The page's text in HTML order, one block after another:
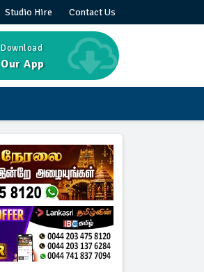
Studio Hire Contact Us
Download
Our App